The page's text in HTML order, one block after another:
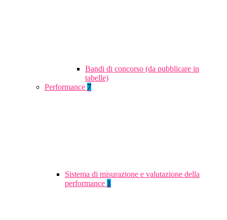
Bandi di concorso (da pubblicare in
tabelle)
Performance 7
Sistema di misurazione e valutazione della
performance 1